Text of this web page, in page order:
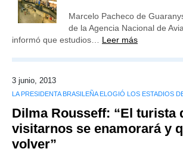
Marcelo Pacheco de
de la Agencia Nacional de
informó que estudios… Leer más
3 junio, 2013
LA PRESIDENTA BRASILEÑA ELOGIÓ LOS ESTADIOS
Dilma Rousseff: “El turista
visitarnos se enamorará y
volver”